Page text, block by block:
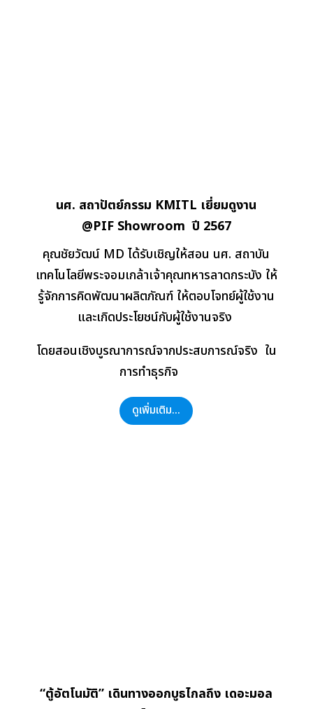
นศ. สถาปัตย์กรรม KMITL เยี่ยมดูงาน
@PIF Showroomปี 2567
คุณชัยวัฒน์ MD ได้รับเชิญให้สอน นศ. สถาบัน
เทคโนโลยีพระจอมเกล้าเจ้าคุณทหารลาดกระบัง ให้
รู้จักการคิดพัฒนาผลิตภัณฑ์ ให้ตอบโจทย์ผู้ใช้งาน
และเกิดประโยชน์กับผู้ใช้งานจริง
โดยสอนเชิงบูรณาการณ์จากประสบการณ์จริง ใน
การทำธุรกิจ
ดูเพิ่มเติม...
“ตู้อัตโนมัติ” เดินทางออกบูธไกลถึง เดอะมอล